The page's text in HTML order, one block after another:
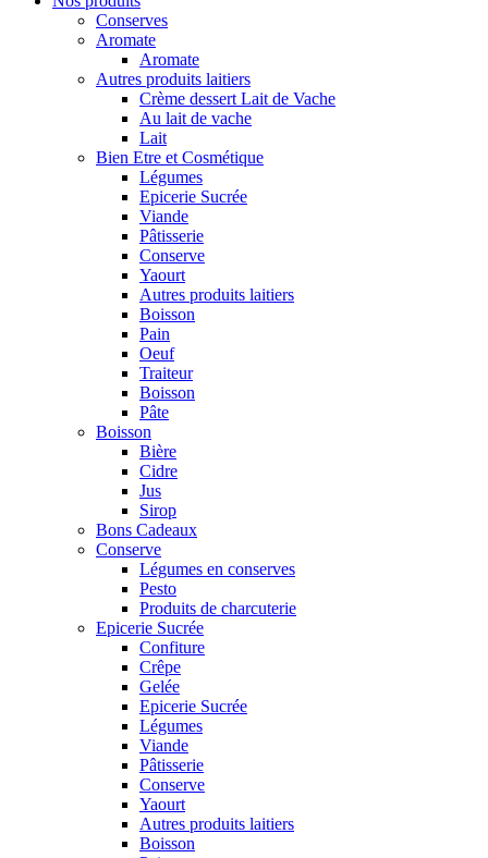
Conserves
Aromate
Aromate
Autres produits laitiers
Crème dessert Lait de Vache
Au lait de vache
Lait
Bien Etre et Cosmétique
Légumes
Epicerie Sucrée
Viande
Pâtisserie
Conserve
Yaourt
Autres produits laitiers
Boisson
Pain
Oeuf
Traiteur
Boisson
Pâte
Boisson
Bière
Cidre
Jus
Sirop
Bons Cadeaux
Conserve
Légumes en conserves
Pesto
Produits de charcuterie
Epicerie Sucrée
Confiture
Crêpe
Gelée
Epicerie Sucrée
Légumes
Viande
Pâtisserie
Conserve
Yaourt
Autres produits laitiers
Boisson